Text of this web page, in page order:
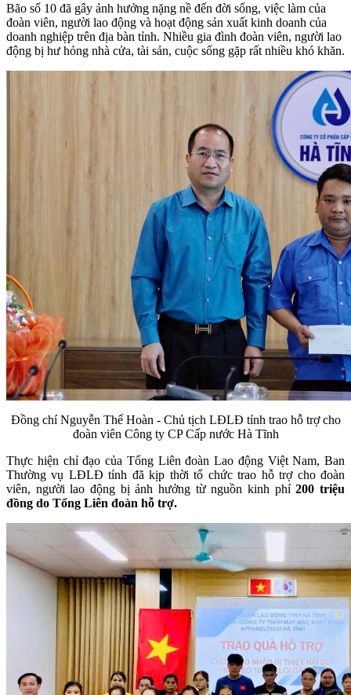
Bão số 10 đã gây ảnh hưởng nặng nề đến đời sống, việc làm của
đoàn viên, người lao động và hoạt động sản xuất kinh doanh của
doanh nghiệp trên địa bàn tỉnh. Nhiều gia đình đoàn viên, người lao
động bị hư hỏng nhà cửa, tài sản, cuộc sống gặp rất nhiều khó khăn.
Đồng chí Nguyễn Thế Hoàn - Chủ tịch LĐLĐ tỉnh trao hỗ trợ cho
đoàn viên Công ty CP Cấp nước Hà Tĩnh
Thực hiện chỉ đạo của Tổng Liên đoàn Lao động Việt Nam, Ban
Thường vụ LĐLĐ tỉnh đã kịp thời tổ chức trao hỗ trợ cho đoàn
viên, người lao động bị ảnh hưởng từ nguồn kinh phí200 triệu
đồng do Tổng Liên đoàn hỗ trợ.